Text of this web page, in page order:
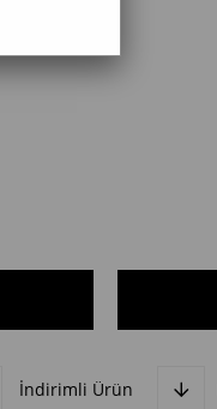
İndirimli Ürün